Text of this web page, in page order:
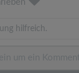
hilfreich.